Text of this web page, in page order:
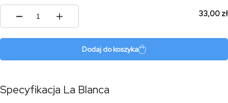
ilość
33,00 zł
Dodaj do koszyka
Specyfikacja La Blanca